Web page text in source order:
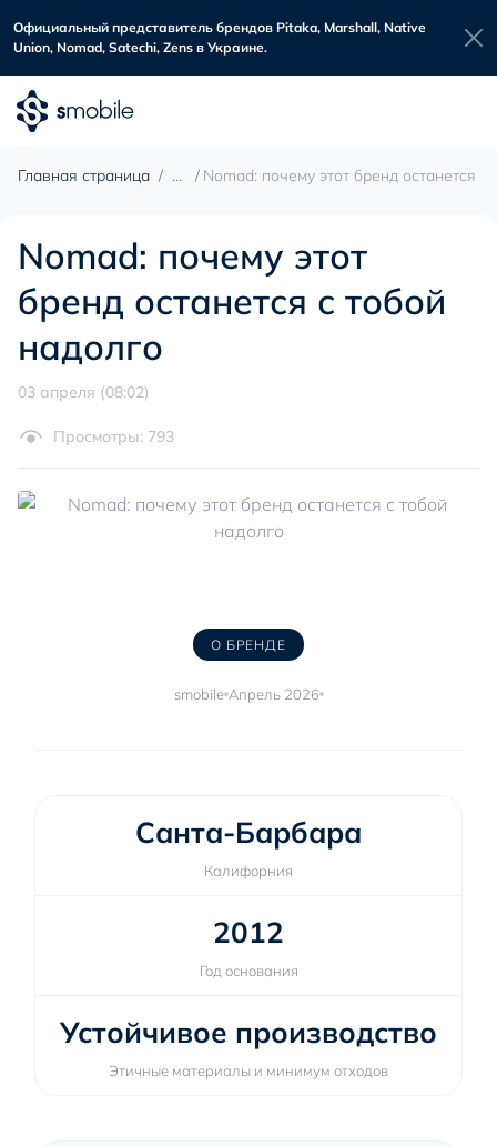
Официальный представитель брендов Pitaka, Marshall, Native
Union, Nomad, Satechi, Zens в Украине.
Главная страница Nomad: почему этот бренд останется с
Nomad: почему этот
бренд останется с тобой
надолго
03 апреля (08:02)
Просмотры: 793
О БРЕНДЕ
smobile Апрель 2026
Санта-Барбара
Калифорния
2012
Год основания
Устойчивое производство
Этичные материалы и минимум отходов